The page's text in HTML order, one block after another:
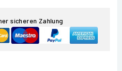
sicheren Zahlung